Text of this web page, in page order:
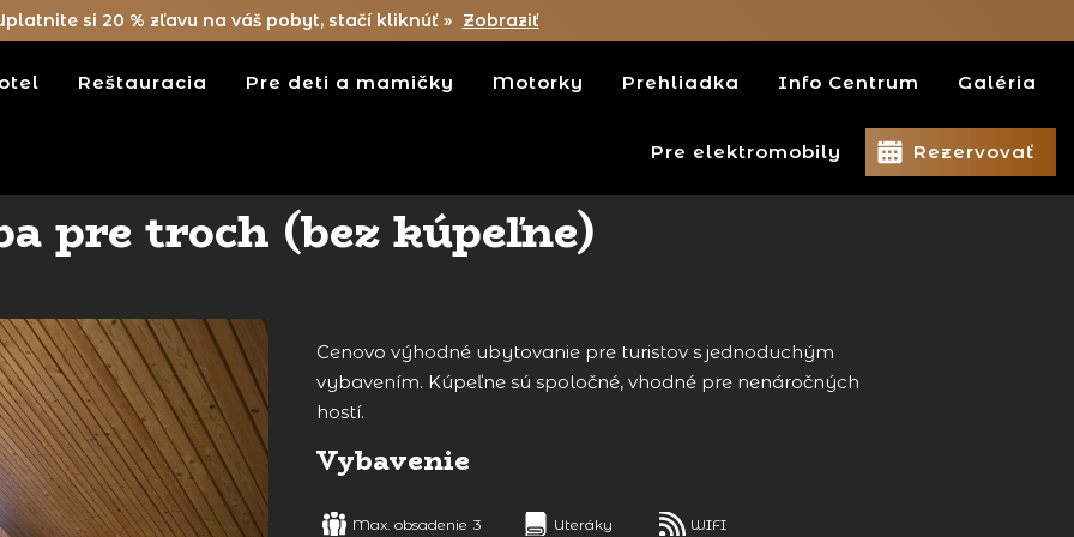
si 20 % zľavu na váš pobyt, stačí kliknúť » Zobraziť
Reštauracia Pre deti a mamičky Motorky Prehliadka Info Centrum Galéria
Pre elektromobily Rezervovať
pre troch (bez kúpeľne)
Cenovo výhodné ubytovanie pre turistov s jednoduchým
vybavením. Kúpeľne sú spoločné, vhodné pre nenáročných
hostí.
Vybavenie
Max. obsadenie 3 Uteráky WIFI